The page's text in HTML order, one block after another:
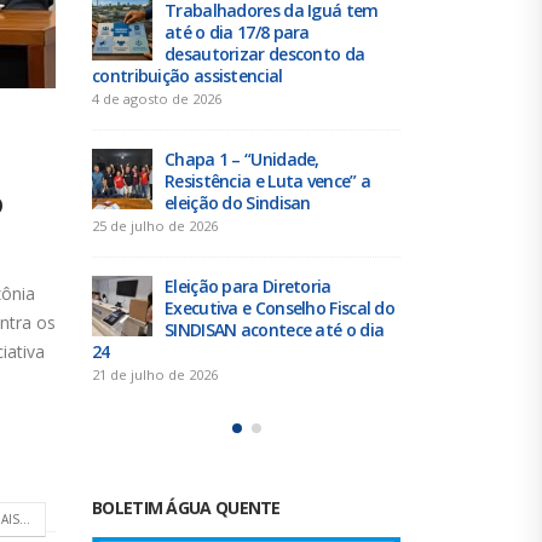
os
a
Trabalhadores da Iguá tem
até o dia 17/8 para
desautorizar desconto da
contribuição assistencial
4 de agosto de 2026
Chapa 1 – “Unidade,
Resistência e Luta vence” a
eleição do Sindisan
25 de julho de 2026
Eleição para Diretoria
Executiva e Conselho Fiscal do
SINDISAN acontece até o dia
24
21 de julho de 2026
BOLETIM ÁGUA QUENTE